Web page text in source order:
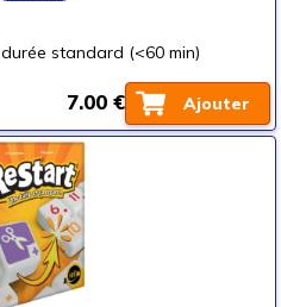
durée standard (<60 min)
Ajouter
7.00 €